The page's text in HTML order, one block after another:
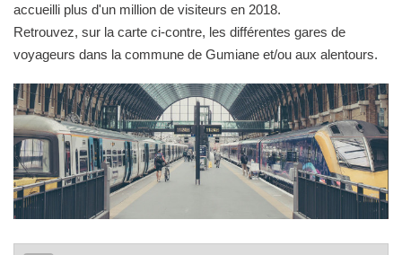
accueilli plus d'un million de visiteurs en 2018.
Retrouvez, sur la carte ci-contre, les différentes gares de
voyageurs dans la commune de Gumiane et/ou aux alentours.